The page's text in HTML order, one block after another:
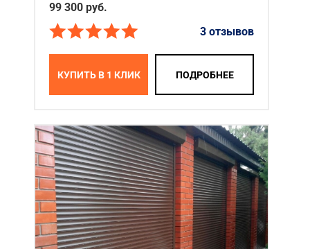
99 300 руб.
3 отзывов
КУПИТЬ В 1 КЛИК ПОДРОБНЕЕ